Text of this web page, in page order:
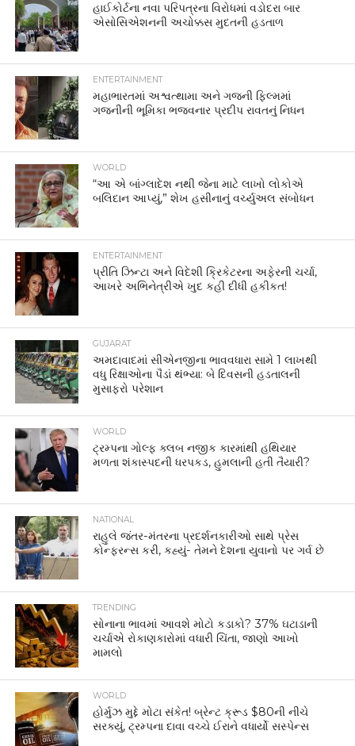
હાઈકોર્ટના નવા પરિપત્રના વિરોધમાં વડોદરા બાર
એસોસિએશનની અચોક્કસ મુદતની હડતાળ
ENTERTAINMENT
મહાભારતમાં અશ્વત્થામા અને ગજની ફિલ્મમાં
ગજનીની ભૂમિકા ભજવનાર પ્રદીપ રાવતનું નિધન
WORLD
“આ એ બાંગ્લાદેશ નથી જેના માટે લાખો લોકોએ
બલિદાન આપ્યું,” શેખ હસીનાનું વર્ચ્યુઅલ સંબોધન
ENTERTAINMENT
પ્રીતિ ઝિન્ટા અને વિદેશી ક્રિકેટરના અફેરની ચર્ચા,
આખરે અભિનેત્રીએ ખુદ કહી દીધી હકીકત!
GUJARAT
અમદાવાદમાં સીએનજીના ભાવવધારા સામે 1 લાખથી
વધુ રિક્ષાઓના પૈડાં થંભ્યા: બે દિવસની હડતાલની
મુસાફરો પરેશાન
WORLD
ટ્રમ્પના ગોલ્ફ ક્લબ નજીક કારમાંથી હથિયાર
મળતા શંકાસ્પદની ધરપકડ, હુમલાની હતી તૈયારી?
NATIONAL
રાહુલે જંતર-મંતરના પ્રદર્શનકારીઓ સાથે પ્રેસ
કોન્ફરન્સ કરી, કહ્યું- તેમને દેશના યુવાનો પર ગર્વ છે
TRENDING
સોનાના ભાવમાં આવશે મોટો કડાકો? 37% ઘટાડાની
ચર્ચાએ રોકાણકારોમાં વધારી ચિંતા, જાણો આખો
મામલો
WORLD
હોર્મુઝ મુદ્દે મોટા સંકેત! બ્રેન્ટ ક્રૂડ $80ની નીચે
સરક્યું, ટ્રમ્પના દાવા વચ્ચે ઈરાને વધાર્યો સસ્પેન્સ